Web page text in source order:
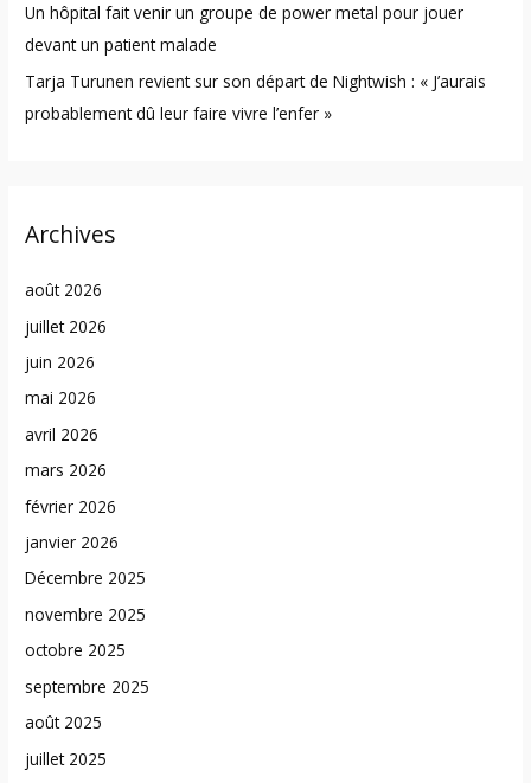
Un hôpital fait venir un groupe de power metal pour jouer
devant un patient malade
Tarja Turunen revient sur son départ de Nightwish : « J’aurais
probablement dû leur faire vivre l’enfer »
Archives
août 2026
juillet 2026
juin 2026
mai 2026
avril 2026
mars 2026
février 2026
janvier 2026
Décembre 2025
novembre 2025
octobre 2025
septembre 2025
août 2025
juillet 2025